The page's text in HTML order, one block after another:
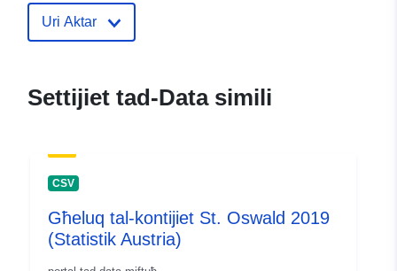
Uri Aktar
Settijiet tad-Data simili
CSV
Għeluq tal-kontijiet St. Oswald 2019
(Statistik Austria)